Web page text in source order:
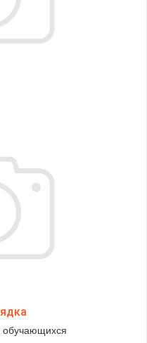
обучающихся